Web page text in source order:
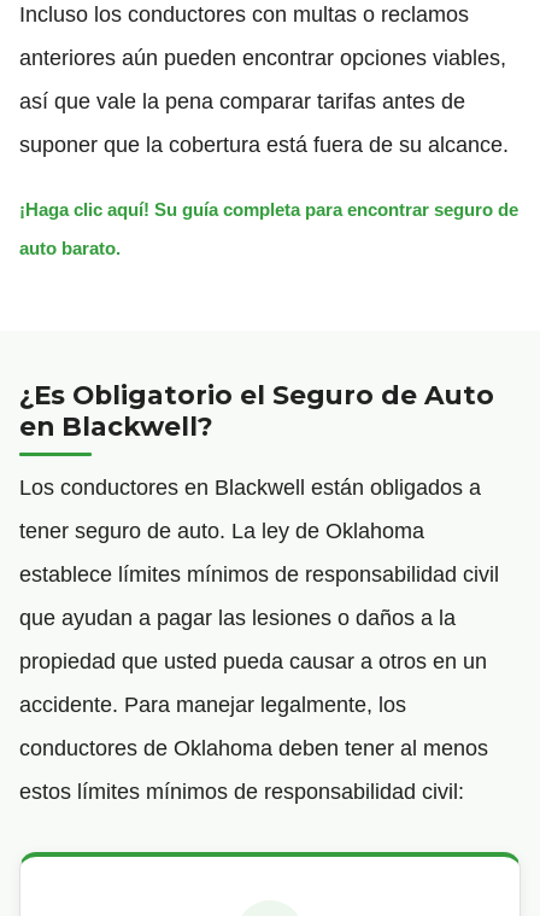
Incluso los conductores con multas o reclamos
anteriores aún pueden encontrar opciones viables,
así que vale la pena comparar tarifas antes de
suponer que la cobertura está fuera de su alcance.
¡Haga clic aquí! Su guía completa para encontrar seguro de
auto barato.
¿Es Obligatorio el Seguro de Auto
en Blackwell?
Los conductores en Blackwell están obligados a
tener seguro de auto. La ley de Oklahoma
establece límites mínimos de responsabilidad civil
que ayudan a pagar las lesiones o daños a la
propiedad que usted pueda causar a otros en un
accidente. Para manejar legalmente, los
conductores de Oklahoma deben tener al menos
estos límites mínimos de responsabilidad civil: